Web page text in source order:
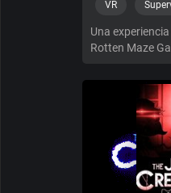
VR
Una
Rotten Maze